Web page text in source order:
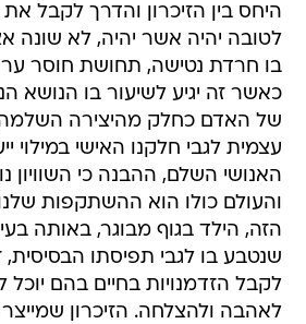
היחס בין הזיכרון והדרך לקבל
לטובה יהיה אשר יהיה, לא שונה
בו חרדת נטישה, תחושת חוסר
כאשר זה יגיע לשיעור בו הנושא
של האדם כחלק מהיצירה
עצמית לגבי חלקנו האישי במילוי
האנושי השלם, ההבנה כי השוויון
והעולם כולו הוא ההשתקפות
הזה, הילד בגוף מבוגר, באותה
שנטבע בו לגבי תפיסתו הבסיסית,
לקבל הזדמנויות בחיים בהם יוכל
לאהבה ולהצלחה. הזיכרון